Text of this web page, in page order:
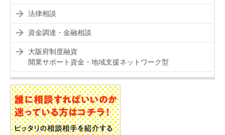
法律相談
資金調達・金融相談
大阪府制度融資
開業サポート資金・地域支援ネットワーク型